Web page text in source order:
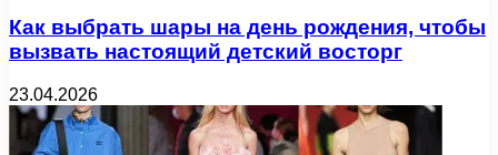
Как выбрать шары на день рождения, чтобы
вызвать настоящий детский восторг
23.04.2026